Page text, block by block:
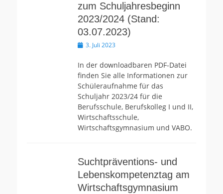
zum Schuljahresbeginn
2023/2024 (Stand:
03.07.2023)
Veröffentlicht
3. Juli 2023
In der downloadbaren PDF-Datei
finden Sie alle Informationen zur
Schüleraufnahme für das
Schuljahr 2023/24 für die
Berufsschule, Berufskolleg I und II,
Wirtschaftsschule,
Wirtschaftsgymnasium und VABO.
Suchtpräventions- und
Lebenskompetenztag am
Wirtschaftsgymnasium